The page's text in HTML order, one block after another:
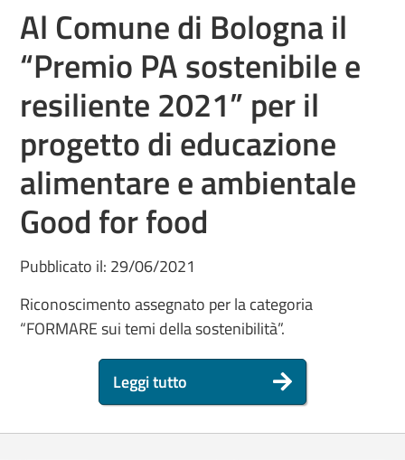
Al Comune di Bologna il
“Premio PA sostenibile e
resiliente 2021” per il
progetto di educazione
alimentare e ambientale
Good for food
Pubblicato il: 29/06/2021
Riconoscimento assegnato per la categoria
“FORMARE sui temi della sostenibilità”.
Leggi tutto